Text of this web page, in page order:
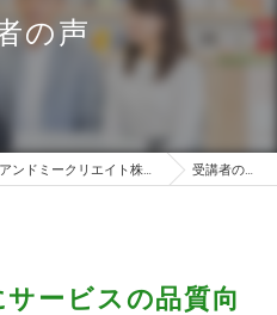
の声
宮崎でコンサルティングならユーアンドミークリエイト株式会社 受講者の声
ービスの品質向